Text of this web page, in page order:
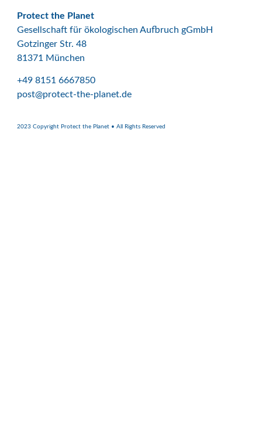
Protect the Planet
Gesellschaft für ökologischen Aufbruch gGmbH
Gotzinger Str. 48
81371 München
+49 8151 6667850
post@protect-the-planet.de
2023 Copyright Protect the Planet • All Rights Reserved